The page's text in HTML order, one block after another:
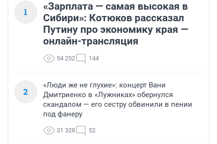
1
«Зарплата — самая высокая в
Сибири»: Котюков рассказал
Путину про экономику края —
онлайн-трансляция
54 252 144
2
«Люди же не глухие»: концерт Вани
Дмитриенко в «Лужниках» обернулся
скандалом — его сестру обвинили в пении
под фанеру
31 328 52